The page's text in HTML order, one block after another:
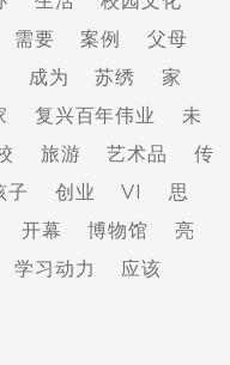
需要 案例
父母
成为 苏绣
家
复兴百年伟业
未
旅游 艺术品
传
子 创业 VI
思
开幕 博物馆
亮
学习动力 应该